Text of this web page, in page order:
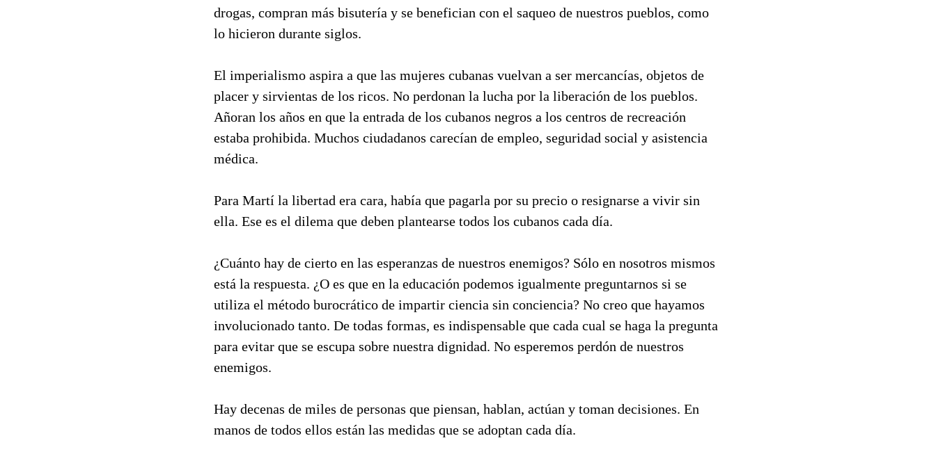
drogas, compran más bisutería y se benefician con el saqueo de nuestros pueblos, como
lo hicieron durante siglos.
El imperialismo aspira a que las mujeres cubanas vuelvan a ser mercancías, objetos de
placer y sirvientas de los ricos. No perdonan la lucha por la liberación de los pueblos.
Añoran los años en que la entrada de los cubanos negros a los centros de recreación
estaba prohibida. Muchos ciudadanos carecían de empleo, seguridad social y asistencia
médica.
Para Martí la libertad era cara, había que pagarla por su precio o resignarse a vivir sin
ella. Ese es el dilema que deben plantearse todos los cubanos cada día.
¿Cuánto hay de cierto en las esperanzas de nuestros enemigos? Sólo en nosotros mismos
está la respuesta. ¿O es que en la educación podemos igualmente preguntarnos si se
utiliza el método burocrático de impartir ciencia sin conciencia? No creo que hayamos
involucionado tanto. De todas formas, es indispensable que cada cual se haga la pregunta
para evitar que se escupa sobre nuestra dignidad. No esperemos perdón de nuestros
enemigos.
Hay decenas de miles de personas que piensan, hablan, actúan y toman decisiones. En
manos de todos ellos están las medidas que se adoptan cada día.